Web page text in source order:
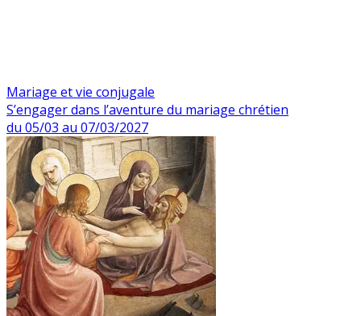
Mariage et vie conjugale
S’engager dans l’aventure du mariage chrétien
du 05/03 au 07/03/2027